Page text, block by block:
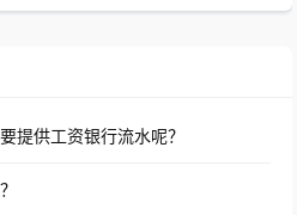
提供工资银行流水呢？